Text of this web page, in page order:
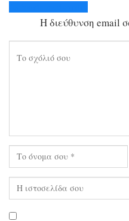
Η διεύθυνση email